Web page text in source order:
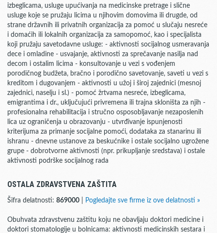
izbeglicama, usluge upućivanja na medicinske pretrage i slične
usluge koje se pružaju licima u njihovim domovima ili drugde, od
strane državnih ili privatnih organizacija za pomoć u slučaju nesreće
i domaćih ili lokalnih organizacija za samopomoć, kao i specijalista
koji pružaju savetodavne usluge: - aktivnosti socijalnog usmeravanja
dece i omladine - usvajanje, aktivnosti za sprečavanje nasilja nad
decom i ostalim licima - konsultovanje u vezi s vođenjem
porodičnog budžeta, bračno i porodično savetovanje, saveti u vezi s
kreditom i dugovanjem - aktivnosti u užoj i široj zajednici (mesnoj
zajednici, naselju i sl.) - pomoć žrtvama nesreće, izbeglicama,
emigrantima i dr., uključujući privremena ili trajna skloništa za njih -
profesionalna rehabilitacija i stručno osposobljavanje nezaposlenih
lica uz ograničenja u obrazovanju - utvrđivanje ispunjenosti
kriterijuma za primanje socijalne pomoći, dodataka za stanarinu ili
ishranu - dnevne ustanove za beskućnike i ostale socijalno ugrožene
grupe - dobrotvorne aktivnosti (npr. prikupljanje sredstava) i ostale
aktivnosti podrške socijalnog rada
OSTALA ZDRAVSTVENA ZAŠTITA
Šifra delatnosti: 869000 Pogledajte sve firme iz ove delatnosti »
Obuhvata zdravstvenu zaštitu koju ne obavljaju doktori medicine i
doktori stomatologije u bolnicama: aktivnosti medicinskih sestara i